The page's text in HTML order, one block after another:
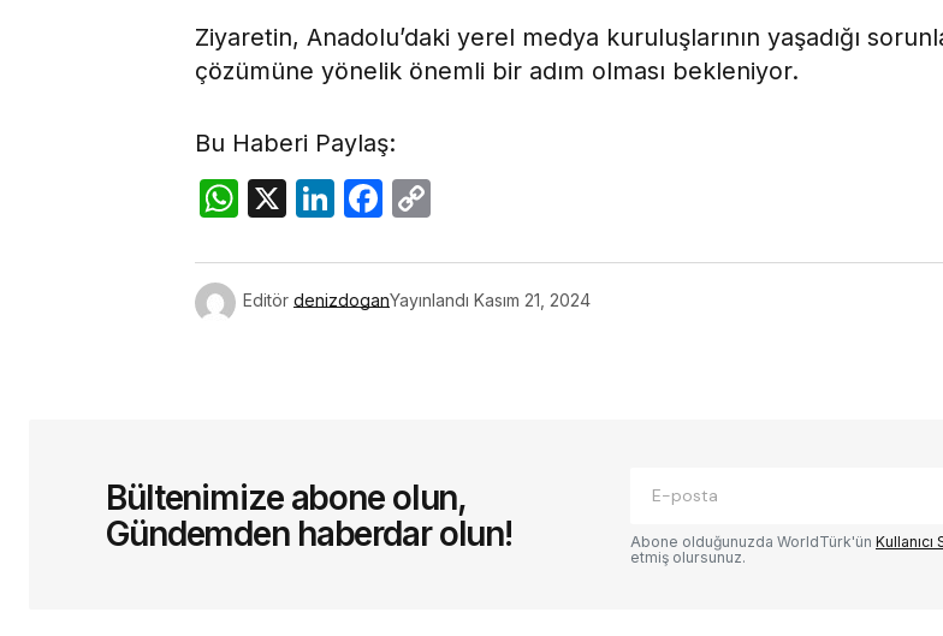
Ziyaretin, Anadolu’daki yerel medya kuruluşlarının yaşadığı
çözümüne yönelik önemli bir adım olması bekleniyor.
Bu Haberi Paylaş:
WhatsApp
X LinkedIn
Facebook
Editör denizdoganYayınlandı Kasım 21, 2024
Bültenimize abone olun,
Gündemden haberdar olun!
Abone olduğunuzda WorldTürk'ün
etmiş olursunuz.